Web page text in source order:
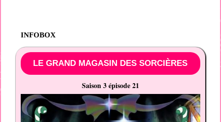
INFOBOX
LE GRAND MAGASIN DES SORCIÈRES
Saison 3 épisode 21